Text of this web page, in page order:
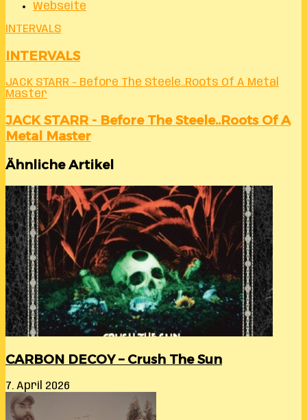
Webseite
INTERVALS
INTERVALS
JACK STARR - Before The Steele..Roots Of A Metal
Master
JACK STARR - Before The Steele..Roots Of A
Metal Master
Ähnliche Artikel
CARBON DECOY – Crush The Sun
7. April 2026